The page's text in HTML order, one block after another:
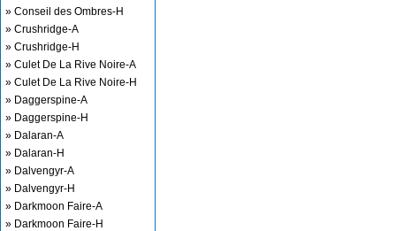
» Conseil des Ombres-H
» Crushridge-A
» Crushridge-H
» Culet De La Rive Noire-A
» Culet De La Rive Noire-H
» Daggerspine-A
» Daggerspine-H
» Dalaran-A
» Dalaran-H
» Dalvengyr-A
» Dalvengyr-H
» Darkmoon Faire-A
» Darkmoon Faire-H